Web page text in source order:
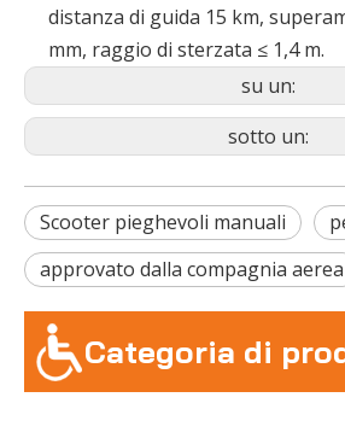
distanza di guida 15 km,
mm, raggio di sterzata ≤ 1,4 m.
su un:
sotto un:
Scooter pieghevoli manuali
approvato dalla compagnia aerea
Categoria di